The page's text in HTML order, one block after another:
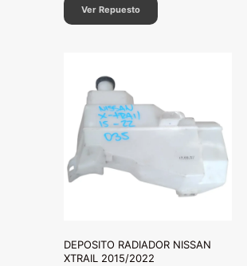
Ver Repuesto
DEPOSITO RADIADOR NISSAN
XTRAIL 2015/2022